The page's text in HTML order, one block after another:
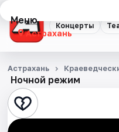
Концерты
Меню
Астрахань
Концерты
Театр
Стендап
Ночной режим
Астрахань